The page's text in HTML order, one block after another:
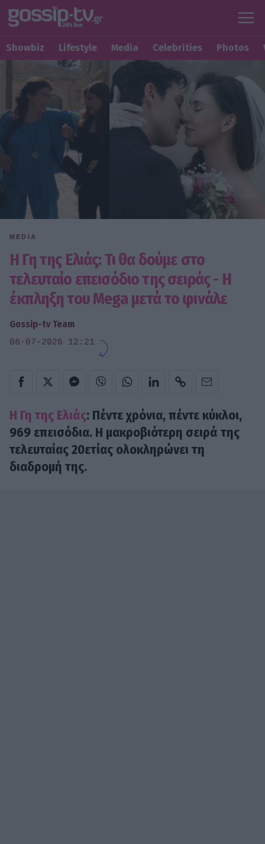
Showbiz Lifestyle Media Celebrities Photos
MEDIA
Η Γη της Ελιάς: Τι θα δούμε στο
τελευταίο επεισόδιο της σειράς - Η
έκπληξη του Mega μετά το φινάλε
Gossip-tv Team
08-07-2026 12:21
Η Γη της Ελιάς: Πέντε χρόνια, πέντε κύκλοι,
969 επεισόδια. H μακροβιότερη σειρά της
τελευταίας 20ετίας ολοκληρώνει τη
διαδρομή της.